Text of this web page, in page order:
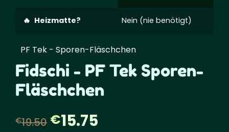
Heizmatte? Nein (nie benötigt)
PF Tek - Sporen-Fläschchen
Fidschi - PF Tek Sporen-
Fläschchen
€19.50 Der
€15.75